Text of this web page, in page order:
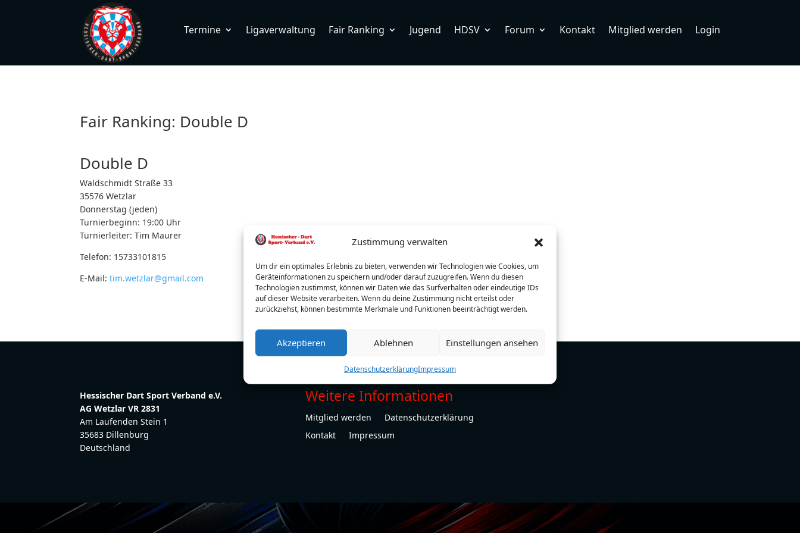
Zustimmung verwalten
Um dir ein optimales Erlebnis zu bieten, verwenden wir Technologien wie Cookies, um
Geräteinformationen zu speichern und/oder darauf zuzugreifen. Wenn du diesen
Technologien zustimmst, können wir Daten wie das Surfverhalten oder eindeutige IDs
auf dieser Website verarbeiten. Wenn du deine Zustimmung nicht erteilst oder
zurückziehst, können bestimmte Merkmale und Funktionen beeinträchtigt werden.
Akzeptieren Ablehnen Einstellungen ansehen
DatenschutzerklärungImpressum
Termine Ligaverwaltung Fair Ranking Jugend HDSV Forum Kontakt Mitglied werden Login
Fair Ranking: Double D
Double D
Waldschmidt Straße 33
35576 Wetzlar
Donnerstag (jeden)
Turnierbeginn: 19:00 Uhr
Turnierleiter: Tim Maurer
Telefon: 15733101815
E-Mail: tim.wetzlar@gmail.com
Hessischer Dart Sport Verband e.V.
AG Wetzlar VR 2831
Am Laufenden Stein 1
35683 Dillenburg
Deutschland
Weitere Informationen
Mitglied werden
Datenschutzerklärung
Kontakt
Impressum